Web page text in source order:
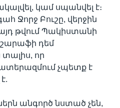
կամ սպանվել է։
Ջորջ Բուշը, վերջին
թվում Պակիստանի
դեմ
տալիս, որ
չպետք է
անգործ նստած չեն,